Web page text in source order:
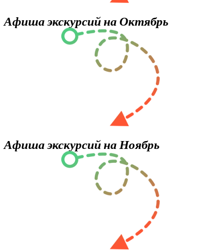
Афиша экскурсий на Октябрь
Афиша экскурсий на Ноябрь